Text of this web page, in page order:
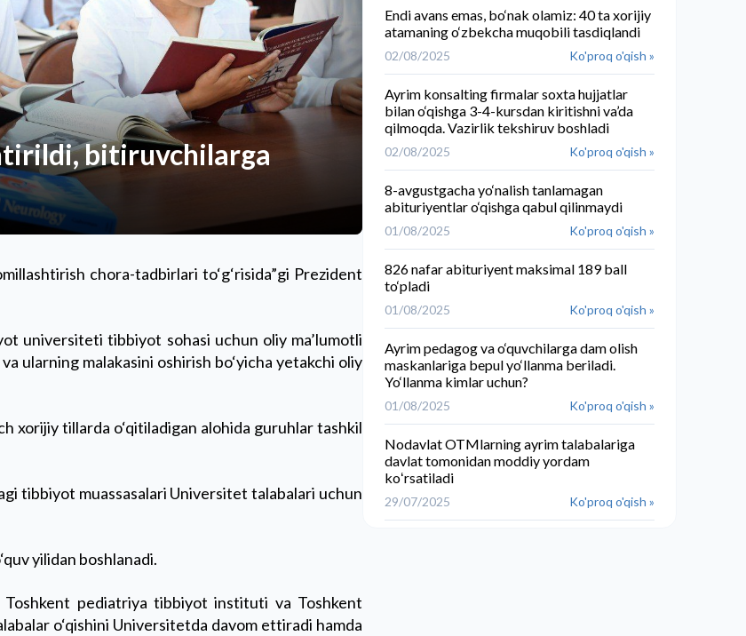
bitiruvchilarga
chora-tadbirlari to‘g‘risida”gi Prezident
universiteti tibbiyot sohasi uchun oliy ma’lumotli
ularning malakasini oshirish bo‘yicha yetakchi oliy
xorijiy tillarda o‘qitiladigan alohida guruhlar tashkil
tibbiyot muassasalari Universitet talabalari uchun
yilidan boshlanadi.
Toshkent pediatriya tibbiyot instituti va Toshkent
o‘qishini Universitetda davom ettiradi hamda
Endi avans emas, bo‘nak olamiz: 40 ta xorijiy
atamaning o‘zbekcha muqobili tasdiqlandi
02/08/2025 Ko'proq o'qish »
Ayrim konsalting firmalar soxta hujjatlar
bilan o‘qishga 3-4-kursdan kiritishni va’da
qilmoqda. Vazirlik tekshiruv boshladi
02/08/2025 Ko'proq o'qish »
8-avgustgacha yo‘nalish tanlamagan
abituriyentlar o‘qishga qabul qilinmaydi
01/08/2025 Ko'proq o'qish »
826 nafar abituriyent maksimal 189 ball
to‘pladi
01/08/2025 Ko'proq o'qish »
Ayrim pedagog va o‘quvchilarga dam olish
maskanlariga bepul yo‘llanma beriladi.
Yo‘llanma kimlar uchun?
01/08/2025 Ko'proq o'qish »
Nodavlat OTMlarning ayrim talabalariga
davlat tomonidan moddiy yordam
koʻrsatiladi
29/07/2025 Ko'proq o'qish »